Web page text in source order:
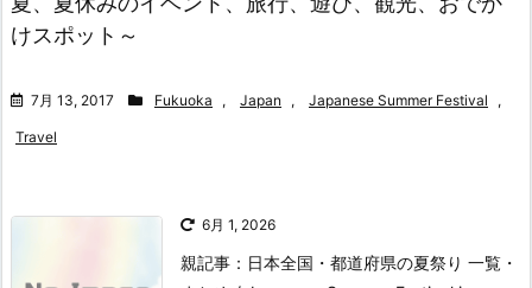
けスポット～
7月 13, 2017 Fukuoka , Japan , Japanese Summer Festival ,
Travel
6月 1, 2026
親記事：日本全国・都道府県の夏祭り 一覧・